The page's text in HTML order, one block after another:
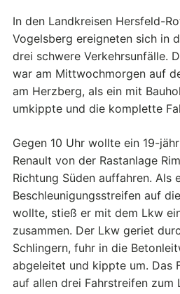
In den Landkreisen Hersfeld-
Vogelsberg ereigneten sich in
drei schwere Verkehrsunfälle.
war am Mittwochmorgen auf
am Herzberg, als ein mit
umkippte und die komplette
Gegen 10 Uhr wollte ein 19-
Renault von der Rastanlage
Richtung Süden auffahren. Als
Beschleunigungsstreifen auf
wollte, stieß er mit dem Lkw
zusammen. Der Lkw geriet
Schlingern, fuhr in die
abgeleitet und kippte um. Das
auf allen drei Fahrstreifen zum